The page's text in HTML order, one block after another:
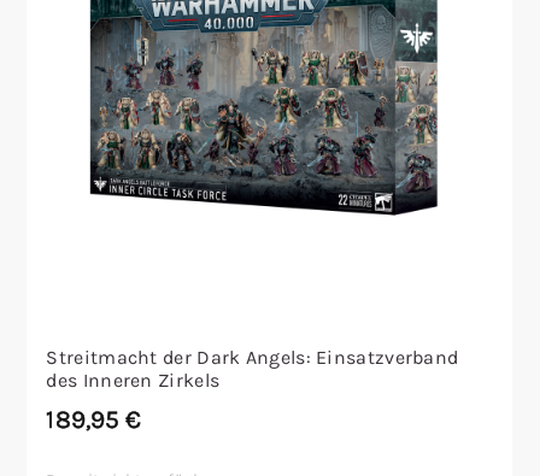
Streitmacht der Dark Angels: Einsatzverband
des Inneren Zirkels
189,95€